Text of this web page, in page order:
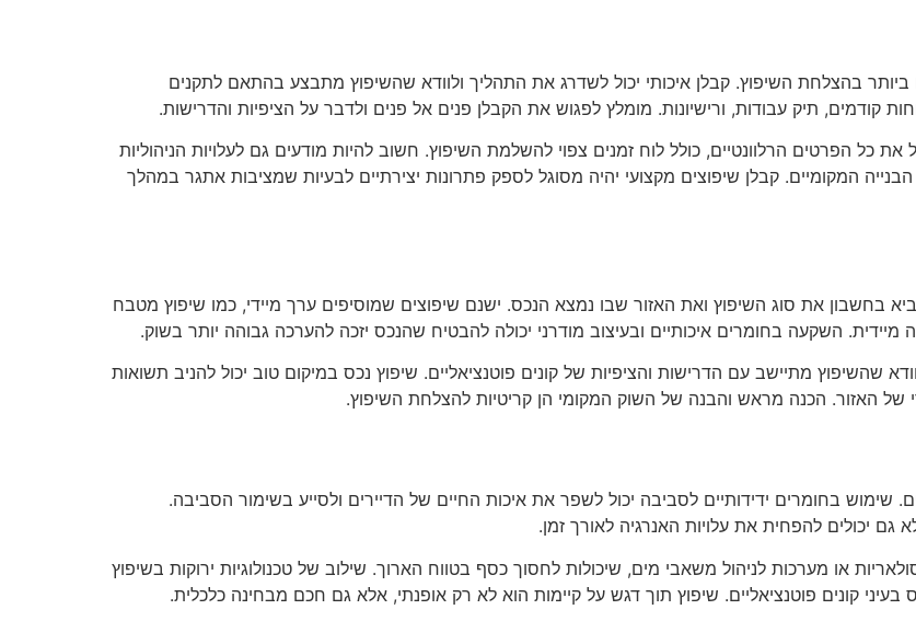
בהצלחת השיפוץ. קבלן איכותי יכול לשדרג את התהליך ולוודא שהשיפוץ מתבצע בהתאם לתקנים
קודמים, תיק עבודות, ורישיונות. מומלץ לפגוש את הקבלן פנים אל פנים ולדבר על הציפיות והדרישות.
הפרטים הרלוונטיים, כולל לוח זמנים צפוי להשלמת השיפוץ. חשוב להיות מודעים גם לעלויות הניהוליות
המקומיים. קבלן שיפוצים מקצועי יהיה מסוגל לספק פתרונות יצירתיים לבעיות שמציבות אתגר במהלך
בחשבון את סוג השיפוץ ואת האזור שבו נמצא הנכס. ישנם שיפוצים שמוסיפים ערך מיידי, כמו שיפוץ מטבח
השקעה בחומרים איכותיים ובעיצוב מודרני יכולה להבטיח שהנכס יזכה להערכה גבוהה יותר בשוק.
שהשיפוץ מתיישב עם הדרישות והציפיות של קונים פוטנציאליים. שיפוץ נכס במיקום טוב יכול להניב תשואות
של האזור. הכנה מראש והבנה של השוק המקומי הן קריטיות להצלחת השיפוץ.
בחומרים ידידותיים לסביבה יכול לשפר את איכות החיים של הדיירים ולסייע בשימור הסביבה.
גם יכולים להפחית את עלויות האנרגיה לאורך זמן.
או מערכות לניהול משאבי מים, שיכולות לחסוך כסף בטווח הארוך. שילוב של טכנולוגיות ירוקות בשיפוץ
קונים פוטנציאליים. שיפוץ תוך דגש על קיימות הוא לא רק אופנתי, אלא גם חכם מבחינה כלכלית.